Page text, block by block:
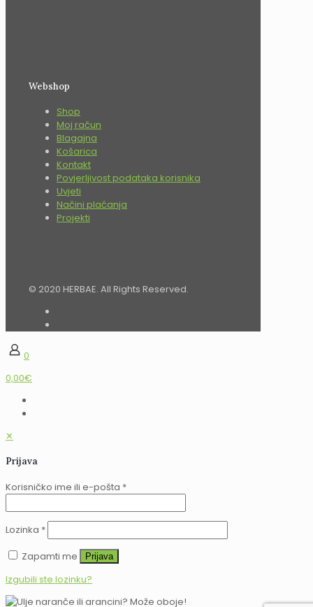
Webshop
Shop
Moj račun
Blagajna
Košarica
Kontakt
Povjerljivost podataka korisnika
Uvjeti
Načini plaćanja
Projekti
© 2020 HERBAE. All Rights Reserved.
0
0,00€
✕
Prijava
Korisničko ime ili e-pošta *
Lozinka *
Zapamti me
Prijava
Izgubili ste lozinku?